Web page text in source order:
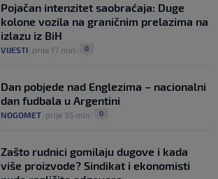
Pojačan intenzitet saobraćaja: Duge
kolone vozila na graničnim prelazima na
izlazu iz BiH
VIJESTI prije 17 min 0
Dan pobjede nad Englezima – nacionalni
dan fudbala u Argentini
NOGOMET prije 35 min 0
Zašto rudnici gomilaju dugove i kada
više proizvode? Sindikat i ekonomisti